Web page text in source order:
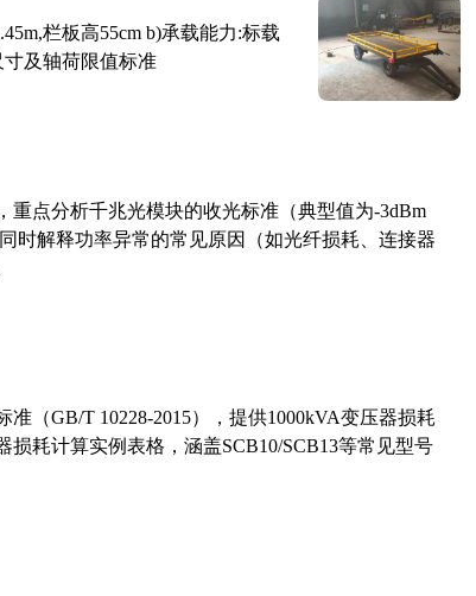
栏板高55cm b)承载能力:标载
寸及轴荷限值标准
点分析千兆光模块的收光标准（典型值为-3dBm
时解释功率异常的常见原因（如光纤损耗、连接器
（GB/T 10228-2015），提供1000kVA变压器损耗
耗计算实例表格，涵盖SCB10/SCB13等常见型号